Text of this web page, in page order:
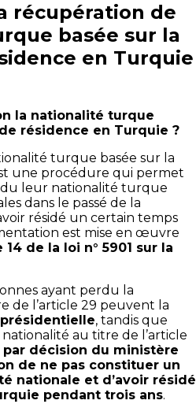
récupération de
basée sur la
en Turquie
la nationalité turque
résidence en Turquie ?
turque basée sur la
une procédure qui permet
leur nationalité turque
dans le passé de la
résidé un certain temps
est mise en œuvre
14 de la loi n° 5901 sur la
ayant perdu la
de l’article 29 peuvent la
, tandis que
au titre de l’article
par décision du ministère
de ne pas constituer un
nationale et d’avoir résidé
pendant trois ans.